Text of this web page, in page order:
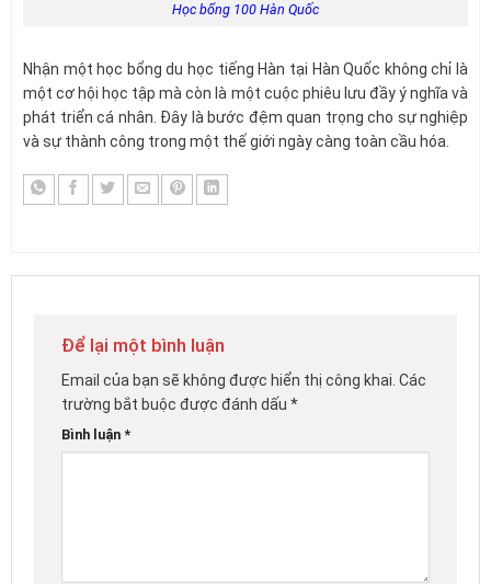
Học bổng 100 Hàn Quốc
Nhận một học bổng du học tiếng Hàn tại Hàn Quốc không chỉ là
một cơ hội học tập mà còn là một cuộc phiêu lưu đầy ý nghĩa và
phát triển cá nhân. Đây là bước đệm quan trọng cho sự nghiệp
và sự thành công trong một thế giới ngày càng toàn cầu hóa.
Để lại một bình luận
Email của bạn sẽ không được hiển thị công khai. Các
trường bắt buộc được đánh dấu *
Bình luận *